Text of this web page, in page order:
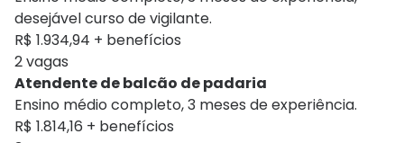
desejável curso de vigilante.
R$ 1.934,94 + benefícios
2 vagas
Atendente de balcão de padaria
Ensino médio completo, 3 meses de experiência.
R$ 1.814,16 + benefícios